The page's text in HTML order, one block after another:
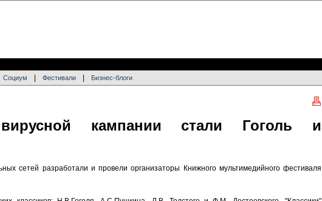
Социум Фестивали Бизнес-блоги
кампании стали Гоголь и
сетей разработали и провели организаторы Книжного мультимедийного фестиваля